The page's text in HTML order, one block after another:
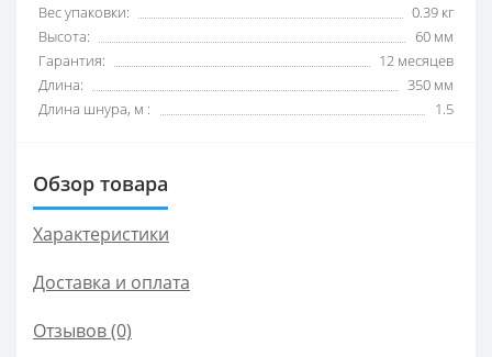
Вес упаковки:
0.39 кг
Высота:
60 мм
Гарантия:
12 месяцев
Длина:
350 мм
Длина шнура, м :
1.5
Обзор товара
Характеристики
Доставка и оплата
Отзывов (0)